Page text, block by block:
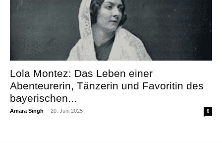
Lola Montez: Das Leben einer
Abenteurerin, Tänzerin und Favoritin des
bayerischen...
Amara Singh - 20. Juni 2025 0